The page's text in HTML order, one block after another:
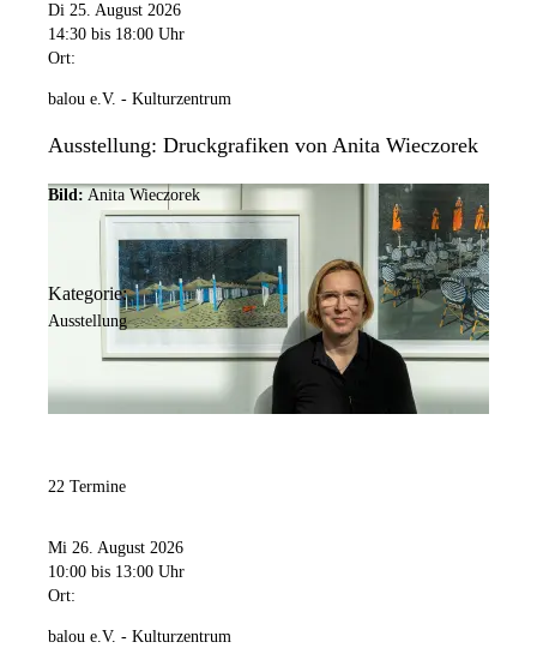
Di 25. August 2026
14:30 bis 18:00 Uhr
Ort:
balou e.V. - Kulturzentrum
Ausstellung: Druckgrafiken von Anita Wieczorek
Bild: Anita Wieczorek
Kategorie:
Ausstellung
22 Termine
Mi 26. August 2026
10:00 bis 13:00 Uhr
Ort:
balou e.V. - Kulturzentrum